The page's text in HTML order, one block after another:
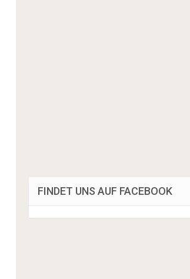
FINDET UNS AUF FACEBOOK